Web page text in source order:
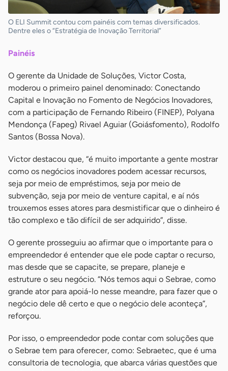
O ELI Summit contou com painéis com temas diversificados.
Dentre eles o “Estratégia de Inovação Territorial”
Painéis
O gerente da Unidade de Soluções, Victor Costa,
moderou o primeiro painel denominado: Conectando
Capital e Inovação no Fomento de Negócios Inovadores,
com a participação de Fernando Ribeiro (FINEP), Polyana
Mendonça (Fapeg) Rivael Aguiar (Goiásfomento), Rodolfo
Santos (Bossa Nova).
Victor destacou que, “é muito importante a gente mostrar
como os negócios inovadores podem acessar recursos,
seja por meio de empréstimos, seja por meio de
subvenção, seja por meio de venture capital, e aí nós
trouxemos esses atores para desmistificar que o dinheiro é
tão complexo e tão difícil de ser adquirido”, disse.
O gerente prosseguiu ao afirmar que o importante para o
empreendedor é entender que ele pode captar o recurso,
mas desde que se capacite, se prepare, planeje e
estruture o seu negócio. “Nós temos aqui o Sebrae, como
grande ator para apoiá-lo nesse meandre, para fazer que o
negócio dele dê certo e que o negócio dele aconteça”,
reforçou.
Por isso, o empreendedor pode contar com soluções que
o Sebrae tem para oferecer, como: Sebraetec, que é uma
consultoria de tecnologia, que abarca várias questões que